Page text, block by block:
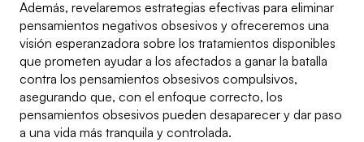
Además, revelaremos estrategias efectivas para eliminar
pensamientos negativos obsesivos y ofreceremos una
visión esperanzadora sobre los tratamientos disponibles
que prometen ayudar a los afectados a ganar la batalla
contra los pensamientos obsesivos compulsivos,
asegurando que, con el enfoque correcto, los
pensamientos obsesivos pueden desaparecer y dar paso
a una vida más tranquila y controlada.